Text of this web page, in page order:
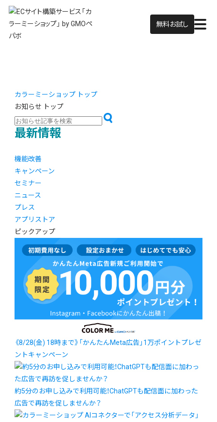
無料お試し
カラーミーショップ トップ
お知らせ トップ
最新情報
機能改善
キャンペーン
セミナー
ニュース
プレス
アプリストア
ピックアップ
《8/28(金) 18時まで》「かんたんMeta広告」1万ポイントプレゼ
ントキャンペーン
約5分のお申し込みで利用可能！ChatGPTも配信面に加わった
広告で再訪を促しませんか？